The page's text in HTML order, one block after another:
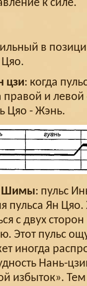
к силе.
в
Цяо.
цзи: когда
и левой
Цяо - Жэнь.
Шимы: пульс
пульса Ян Цяо.
с двух
Этот пульс
иногда
Нань-
избыток».